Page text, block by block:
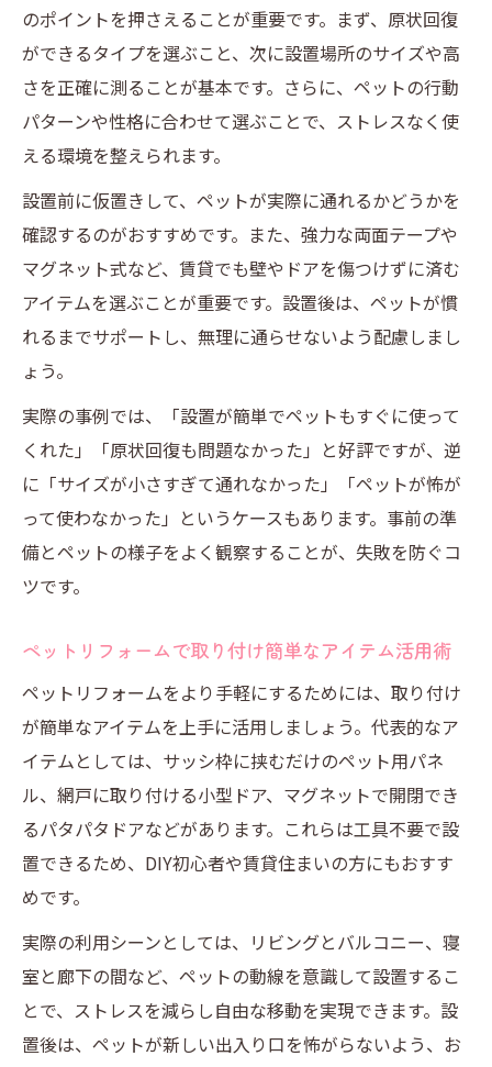
のポイントを押さえることが重要です。まず、原状回復
ができるタイプを選ぶこと、次に設置場所のサイズや高
さを正確に測ることが基本です。さらに、ペットの行動
パターンや性格に合わせて選ぶことで、ストレスなく使
える環境を整えられます。
設置前に仮置きして、ペットが実際に通れるかどうかを
確認するのがおすすめです。また、強力な両面テープや
マグネット式など、賃貸でも壁やドアを傷つけずに済む
アイテムを選ぶことが重要です。設置後は、ペットが慣
れるまでサポートし、無理に通らせないよう配慮しまし
ょう。
実際の事例では、「設置が簡単でペットもすぐに使って
くれた」「原状回復も問題なかった」と好評ですが、逆
に「サイズが小さすぎて通れなかった」「ペットが怖が
って使わなかった」というケースもあります。事前の準
備とペットの様子をよく観察することが、失敗を防ぐコ
ツです。
ペットリフォームで取り付け簡単なアイテム活用術
ペットリフォームをより手軽にするためには、取り付け
が簡単なアイテムを上手に活用しましょう。代表的なア
イテムとしては、サッシ枠に挟むだけのペット用パネ
ル、網戸に取り付ける小型ドア、マグネットで開閉でき
るパタパタドアなどがあります。これらは工具不要で設
置できるため、DIY初心者や賃貸住まいの方にもおすす
めです。
実際の利用シーンとしては、リビングとバルコニー、寝
室と廊下の間など、ペットの動線を意識して設置するこ
とで、ストレスを減らし自由な移動を実現できます。設
置後は、ペットが新しい出入り口を怖がらないよう、お